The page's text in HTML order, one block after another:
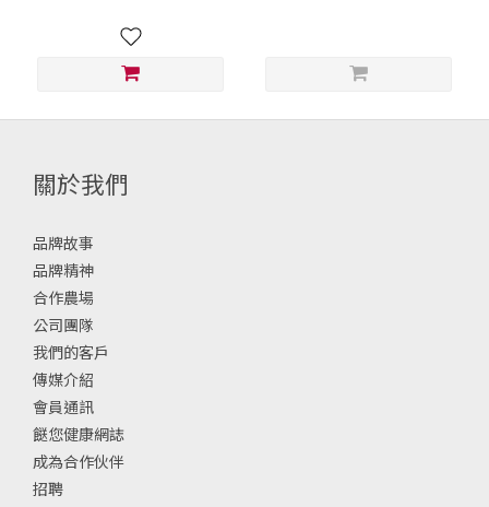
關於我們
品牌故事
品牌精神
合作農場
公司團隊
我們的客戶
傳媒介紹
會員通訊
餸您健康網誌
成為合作伙伴
招聘